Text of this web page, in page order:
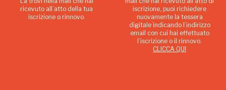
ricevuto all’atto della tua
iscrizione o rinnovo.
iscrizione, puoi richiedere
nuovamente la tessera
digitale indicando l’indirizzo
email con cui hai effettuato
l’iscrizione o il rinnovo.
CLICCA QUI